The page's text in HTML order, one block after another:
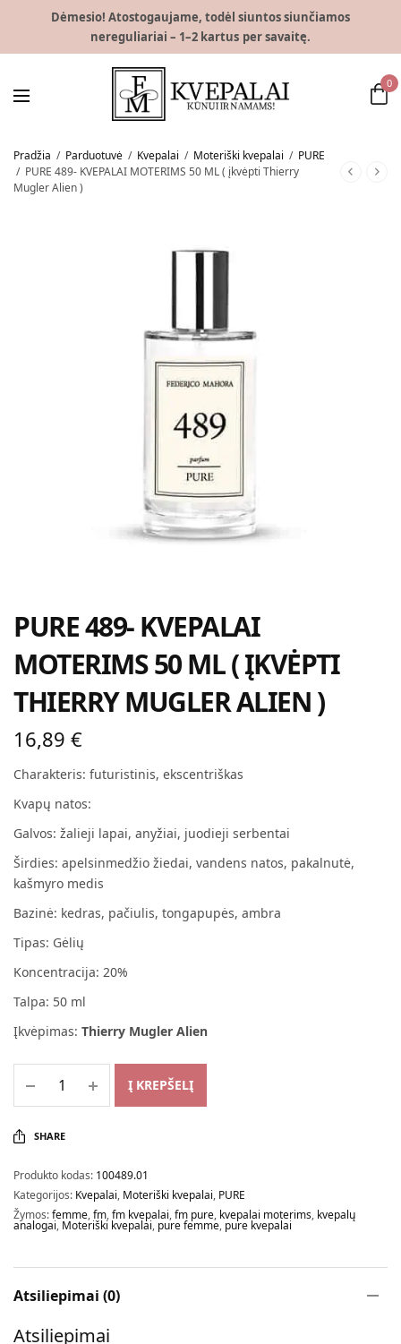
Dėmesio! Atostogaujame, todėl siuntos siunčiamos
nereguliariai – 1–2 kartus per savaitę.
0
Pradžia / Parduotuvė / Kvepalai / Moteriški kvepalai / PURE
/ PURE 489- KVEPALAI MOTERIMS 50 ML ( įkvėpti Thierry
Mugler Alien )
PURE 489- KVEPALAI
MOTERIMS 50 ML ( ĮKVĖPTI
THIERRY MUGLER ALIEN )
16,89€
Charakteris: futuristinis, ekscentriškas
Kvapų natos:
Galvos: žalieji lapai, anyžiai, juodieji serbentai
Širdies: apelsinmedžio žiedai, vandens natos, pakalnutė,
kašmyro medis
Bazinė: kedras, pačiulis, tongapupės, ambra
Tipas: Gėlių
Koncentracija: 20%
Talpa: 50 ml
Įkvėpimas: Thierry Mugler Alien
Į KREPŠELĮ
SHARE
Produkto kodas: 100489.01
Kategorijos: Kvepalai, Moteriški kvepalai, PURE
Žymos:femme,fm,fm kvepalai,fm pure, kvepalai moterims, kvepalų
analogai, Moteriški kvepalai, pure femme, pure kvepalai
Atsiliepimai (0)
Atsiliepimai